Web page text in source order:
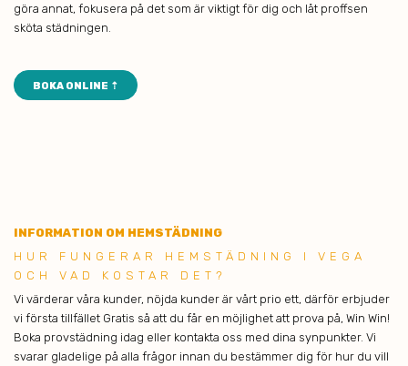
göra annat, fokusera på det som är viktigt för dig och låt proffsen
sköta städningen.
BOKA ONLINE ⇡
INFORMATION OM HEMSTÄDNING
HUR FU NGERAR HEMSTÄDNING I VEGA
OCH VAD KOSTAR DET?
Vi värderar våra kunder, nöjda kunder är vårt prio ett, därför erbjuder
vi första tillfället Gratis så att du får en möjlighet att prova på, Win Win!
Boka provstädning idag eller kontakta oss med dina synpunkter. Vi
svarar gladelige på alla frågor innan du bestämmer dig för hur du vill